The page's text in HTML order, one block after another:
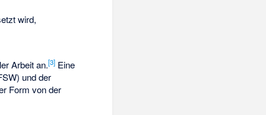
wird,
Arbeit an.[3] Eine
und der
Form von der